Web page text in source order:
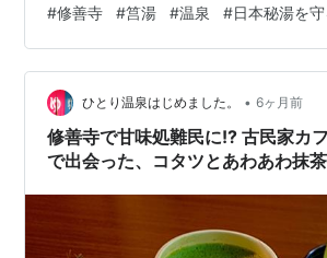
って街並みを一望すると、上から眺める
なもの。 実はこれ、まだ明るい甘味処
撮った景色。後から思えば、暗くなっ
った景色も絶対に素敵だったはずなの
もう一度上らなかったのか悔やまれま
にかく「早く温泉に入りたい！」とい
#修善寺 #筥湯 #温泉 #日本秘湯を
ひとり温泉はじめました。 • 6ヶ月前
修善寺で甘味処難民に!? 古民家カ
で出会った、コタツとあわあわ抹